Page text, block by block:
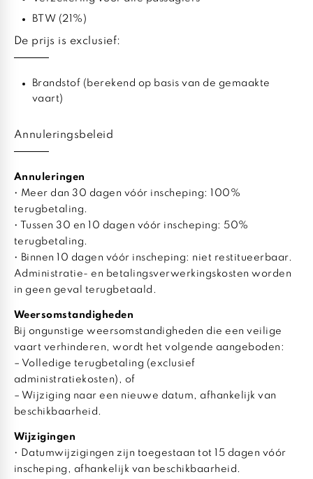
BTW (21%)
De prijs is exclusief:
Brandstof (berekend op basis van de gemaakte
vaart)
Annuleringsbeleid
Annuleringen
• Meer dan 30 dagen vóór inscheping: 100%
terugbetaling.
• Tussen 30 en 10 dagen vóór inscheping: 50%
terugbetaling.
• Binnen 10 dagen vóór inscheping: niet restitueerbaar.
Administratie- en betalingsverwerkingskosten worden
in geen geval terugbetaald.
Weersomstandigheden
Bij ongunstige weersomstandigheden die een veilige
vaart verhinderen, wordt het volgende aangeboden:
– Volledige terugbetaling (exclusief
administratiekosten), of
– Wijziging naar een nieuwe datum, afhankelijk van
beschikbaarheid.
Wijzigingen
• Datumwijzigingen zijn toegestaan tot 15 dagen vóór
inscheping, afhankelijk van beschikbaarheid.